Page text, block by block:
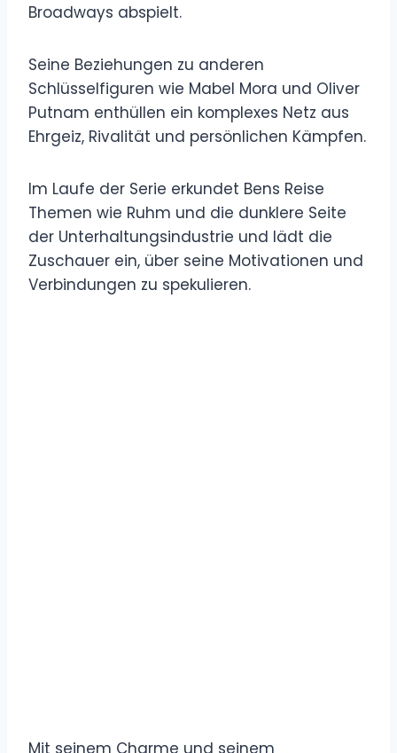
Broadways abspielt.
Seine Beziehungen zu anderen
Schlüsselfiguren wie Mabel Mora und Oliver
Putnam enthüllen ein komplexes Netz aus
Ehrgeiz, Rivalität und persönlichen Kämpfen.
Im Laufe der Serie erkundet Bens Reise
Themen wie Ruhm und die dunklere Seite
der Unterhaltungsindustrie und lädt die
Zuschauer ein, über seine Motivationen und
Verbindungen zu spekulieren.
Mit seinem Charme und seinem